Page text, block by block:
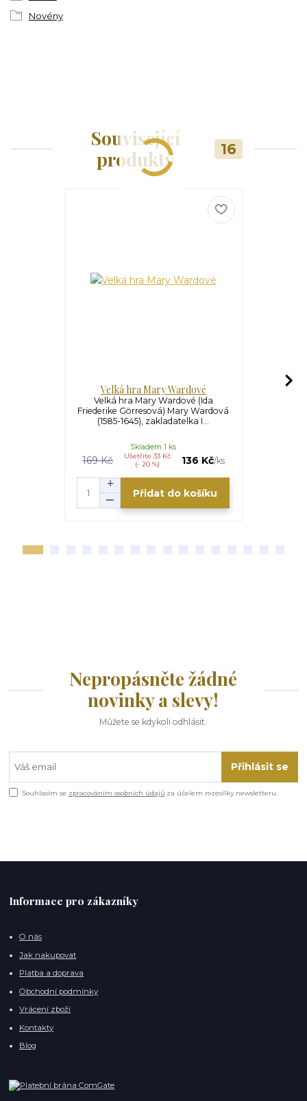
Novény
Související
produkty
16
Velká hra Mary Wardové
Velká hra Mary Wardové (Ida
Friederike Görresová) Mary Wardová
(1585-1645), zakladatelka I...
169 Kč
Ušetříte 33 Kč
(- 20 %)
136 Kč/ks
Skladem 1 ks
Přidat do košíku
Nepropásněte žádné
novinky a slevy!
Můžete se kdykoli odhlásit.
Přihlásit se
Souhlasím se zpracováním osobních údajů za účelem rozesílky newsletteru.
Informace pro zákazníky
O nás
Jak nakupovat
Platba a doprava
Obchodní podmínky
Vrácení zboží
Kontakty
Blog